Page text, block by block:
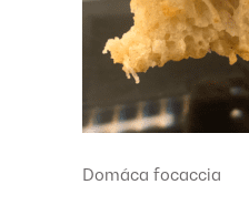
Domáca focaccia